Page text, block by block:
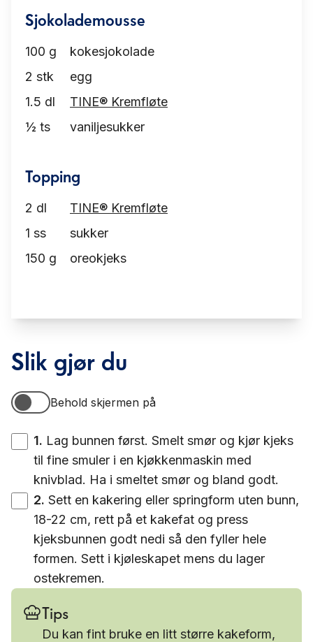
Sjokolademousse
100 g
kokesjokolade
2 stk
egg
1.5 dl
TINE® Kremfløte
½ ts vaniljesukker
Topping
2 dl
TINE® Kremfløte
1 ss
sukker
150 g oreokjeks
Slik gjør du
Behold skjermen på
Behold skjermen på
1. Lag bunnen først. Smelt smør og kjør kjeks
til fine smuler i en kjøkkenmaskin med
knivblad. Ha i smeltet smør og bland godt.
2. Sett en kakering eller springform uten bunn,
18-22 cm, rett på et kakefat og press
kjeksbunnen godt nedi så den fyller hele
formen. Sett i kjøleskapet mens du lager
ostekremen.
Tips
Du kan fint bruke en litt større kakeform,